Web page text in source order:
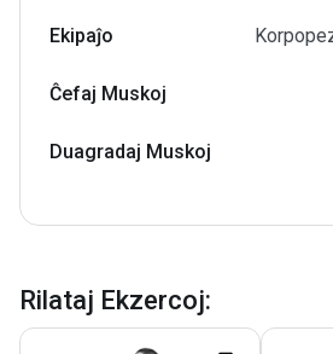
Ekipaĵo
Ĉefaj Muskoj
Duagradaj Muskoj
Rilataj Ekzercoj: